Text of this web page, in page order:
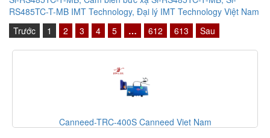
RS485TC-T-MB IMT Technology, Đại lý IMT Technology Việt Nam
Trước
1 2 3 4 5 … 612 613 Sau
Canneed-BCG-100 Canneed Viet Nam